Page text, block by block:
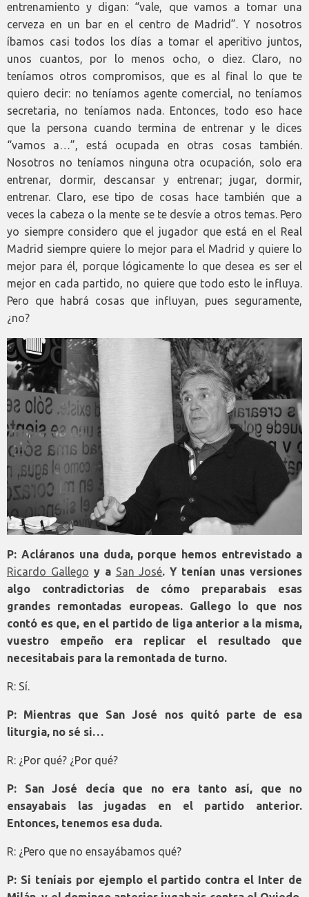
entrenamiento y digan: “vale, que vamos a tomar una
cerveza en un bar en el centro de Madrid”. Y nosotros
íbamos casi todos los días a tomar el aperitivo juntos,
unos cuantos, por lo menos ocho, o diez. Claro, no
teníamos otros compromisos, que es al final lo que te
quiero decir: no teníamos agente comercial, no teníamos
secretaria, no teníamos nada. Entonces, todo eso hace
que la persona cuando termina de entrenar y le dices
“vamos a…”, está ocupada en otras cosas también.
Nosotros no teníamos ninguna otra ocupación, solo era
entrenar, dormir, descansar y entrenar; jugar, dormir,
entrenar. Claro, ese tipo de cosas hace también que a
veces la cabeza o la mente se te desvíe a otros temas. Pero
yo siempre considero que el jugador que está en el Real
Madrid siempre quiere lo mejor para el Madrid y quiere lo
mejor para él, porque lógicamente lo que desea es ser el
mejor en cada partido, no quiere que todo esto le influya.
Pero que habrá cosas que influyan, pues seguramente,
¿no?
P: Acláranos una duda, porque hemos entrevistado a
Ricardo Gallego y a San José. Y tenían unas versiones
algo contradictorias de cómo preparabais esas
grandes remontadas europeas. Gallego lo que nos
contó es que, en el partido de liga anterior a la misma,
vuestro empeño era replicar el resultado que
necesitabais para la remontada de turno.
R: Sí.
P: Mientras que San José nos quitó parte de esa
liturgia, no sé si…
R: ¿Por qué? ¿Por qué?
P: San José decía que no era tanto así, que no
ensayabais las jugadas en el partido anterior.
Entonces, tenemos esa duda.
R: ¿Pero que no ensayábamos qué?
P: Si teníais por ejemplo el partido contra el Inter de